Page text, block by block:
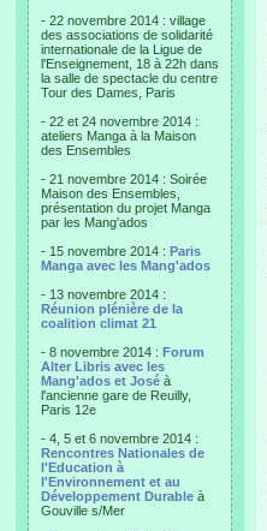
- 22 novembre 2014 : village
des associations de solidarité
internationale de la Ligue de
l'Enseignement, 18 à 22h dans
la salle de spectacle du centre
Tour des Dames, Paris
- 22 et 24 novembre 2014 :
ateliers Manga à la Maison
des Ensembles
- 21 novembre 2014 : Soirée
Maison des Ensembles,
présentation du projet Manga
par les Mang'ados
- 15 novembre 2014 : Paris
Manga avec les Mang'ados
- 13 novembre 2014 :
Réunion plénière de la
coalition climat 21
- 8 novembre 2014 : Forum
Alter Libris avec les
Mang'ados et José à
l'ancienne gare de Reuilly,
Paris 12e
- 4, 5 et 6 novembre 2014 :
Rencontres Nationales de
l'Education à
l'Environnement et au
Développement Durable à
Gouville s/Mer